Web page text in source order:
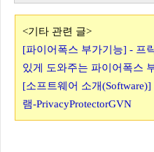
<기타 관련 글>
[파이어폭스 부가기능] - 프
있게 도와주는 파이어폭스
[소프트웨어 소개
램-PrivacyProtectorGVN